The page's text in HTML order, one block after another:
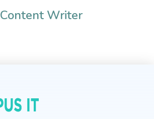
Content Writer